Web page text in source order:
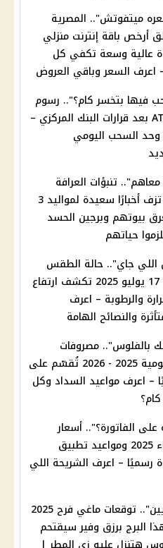
ميتفوتش".. المصرية
أرخص باقة إنترنت منزلي
عالية وسعة تكفي كل
اعرف السعر وباقي العروض
فيها بتخسر كام؟".. رسوم
السحب من ATM بعد قرارات البنك المركزي –
وحد السحب اليومي
تنبؤات العرافة
العمياء 2025 تزف أخبارًا سعيدة لمواليد 3
بيوتهم وبرجين الحسد
حياتهم
اللي جاي".. حالة الطقس
حتى الخميس 17 يوليو 2025 تكشف ارتفاع
والرطوبة – اعرف
والنصائح الهامة
بالفلوس".. مصروفات
المدارس الحكومية 2025 - 2026 تُقسّم على
اعرف مواعيد السداد وكل
الفاتورة؟".. أسعار
شرائح الكهرباء 2025 ومواعيد تطبيق
رسميًا – اعرف الشريحة اللي
"هيكسب ملايين".. توقعات ماغي فرح 2025
البرج برزق وفير سيقتحم